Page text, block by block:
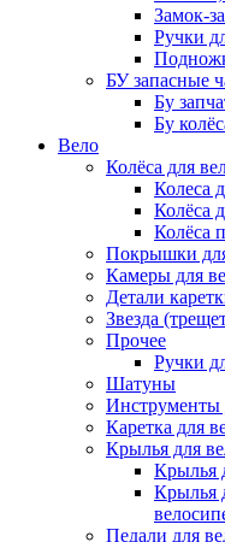
Замок-
Ручки
БУ запасные
Бу
Бу
Вело
Колёса для
Колеса
Колёса
Колёса
Покрышки
Камеры для
Детали
Звезда
Прочее
Ручки
Шатуны
Инструменты
Каретка для
Крылья для
Крылья
Крылья
Педали для